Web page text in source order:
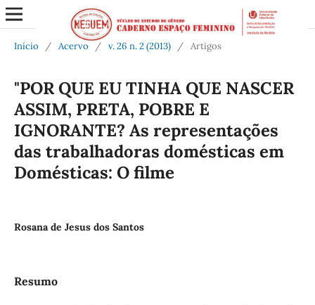
Início / Acervo / v. 26 n. 2 (2013) / Artigos
"POR QUE EU TINHA QUE NASCER
ASSIM, PRETA, POBRE E
IGNORANTE? As representações
das trabalhadoras domésticas em
Domésticas: O filme
Rosana de Jesus dos Santos
Resumo